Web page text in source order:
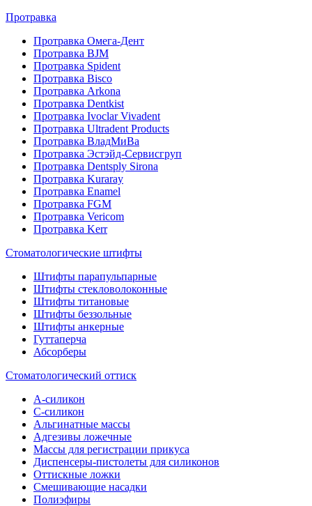
Протравка
Протравка Омега-Дент
Протравка BJM
Протравка Spident
Протравка Bisco
Протравка Arkona
Протравка Dentkist
Протравка Ivoclar Vivadent
Протравка Ultradent Products
Протравка ВладМиВа
Протравка Эстэйд-Сервисгруп
Протравка Dentsply Sirona
Протравка Kuraray
Протравка Enamel
Протравка FGM
Протравка Vericom
Протравка Kerr
Стоматологические штифты
Штифты парапульпарные
Штифты стекловолоконные
Штифты титановые
Штифты беззольные
Штифты анкерные
Гуттаперча
Абсорберы
Стоматологический оттиск
А-силикон
C-силикон
Альгинатные массы
Адгезивы ложечные
Массы для регистрации прикуса
Диспенсеры-пистолеты для силиконов
Оттискные ложки
Смешивающие насадки
Полиэфиры